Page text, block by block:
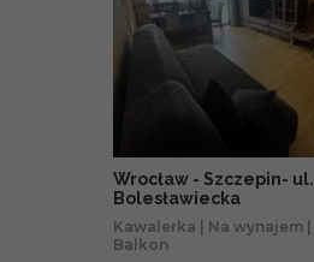
Wrocław - Szczepin- ul.
Bolesławiecka
Kawalerka | Na wynajem |
Balkon